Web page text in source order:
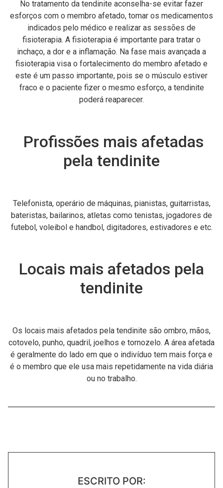
No tratamento da tendinite aconselha-se evitar fazer
esforços com o membro afetado, tomar os medicamentos
indicados pelo médico e realizar as sessões de
fisioterapia. A fisioterapia é importante para tratar o
inchaço, a dor e a inflamação. Na fase mais avançada a
fisioterapia visa o fortalecimento do membro afetado e
este é um passo importante, pois se o músculo estiver
fraco e o paciente fizer o mesmo esforço, a tendinite
poderá reaparecer.
Profissões mais afetadas
pela tendinite
Telefonista, operário de máquinas, pianistas, guitarristas,
bateristas, bailarinos, atletas como tenistas, jogadores de
futebol, voleibol e handbol, digitadores, estivadores e etc.
Locais mais afetados pela
tendinite
Os locais mais afetados pela tendinite são ombro, mãos,
cotovelo, punho, quadril, joelhos e tornozelo. A área afetada
é geralmente do lado em que o indivíduo tem mais força e
é o membro que ele usa mais repetidamente na vida diária
ou no trabalho.
ESCRITO POR: